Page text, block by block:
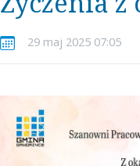
29 maj 2025 07:05